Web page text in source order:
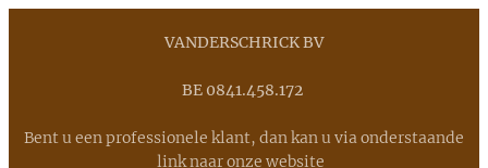
VANDERSCHRICK BV
BE 0841.458.172
Bent u een professionele klant, dan kan u via onderstaande
link naar onze website